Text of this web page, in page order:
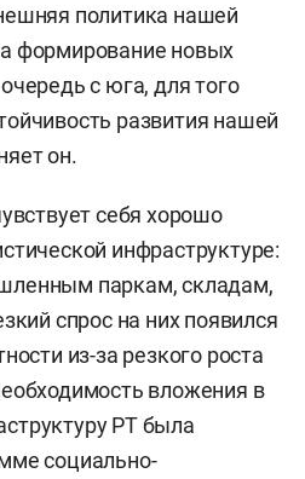
политика нашей
формирование новых
с юга, для того
развития нашей
он.
себя хорошо
инфраструктуре:
паркам, складам,
спрос на них появился
из-за резкого роста
вложения в
РТ была
социально-